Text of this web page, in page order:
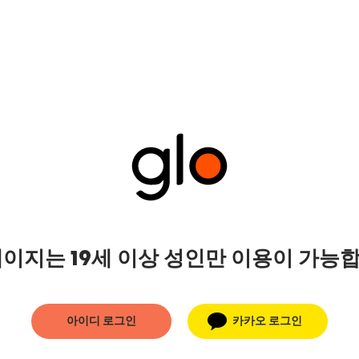
지는 19세 이상 성인만 이용이 가능
아이디 로그인 카카오 로그인